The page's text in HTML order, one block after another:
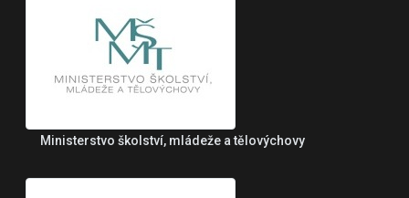
Ministerstvo školství, mládeže a tělovýchovy